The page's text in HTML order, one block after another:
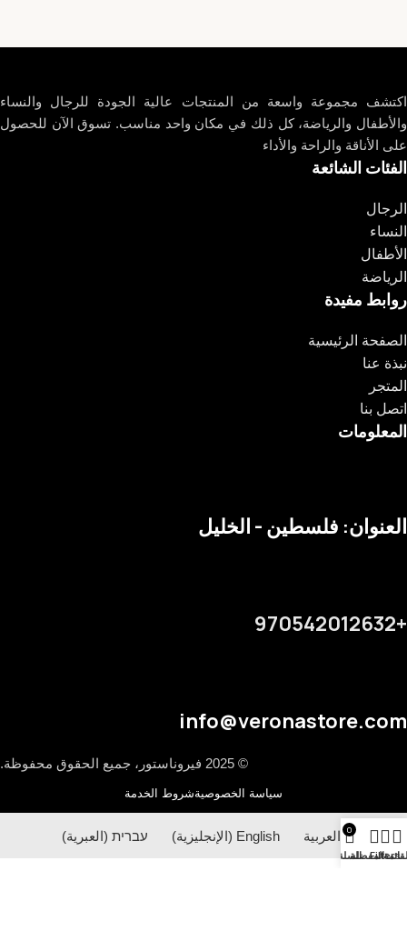
اكتشف مجموعة واسعة من المنتجات عالية الجودة للرجال والنساء
والأطفال والرياضة، كل ذلك في مكان واحد مناسب. تسوق الآن للحصول
على الأناقة والراحة والأداء
الفئات الشائعة
الرجال
النساء
الأطفال
الرياضة
روابط مفيدة
الصفحة الرئيسية
نبذة عنا
المتجر
اتصل بنا
المعلومات
العنوان: فلسطين - الخليل
+970542012632
info@veronastore.com
© 2025 فيروناستور، جميع الحقوق محفوظة.
سياسة الخصوصيةشروط الخدمة
العربية English
(الإنجليزية) עברית (العبرية)
Filtersالمفضلة
0
السلة